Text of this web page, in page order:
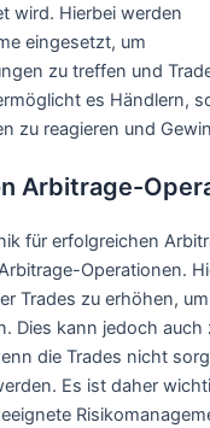
wird. Hierbei werden
eingesetzt, um
zu treffen und
es Händlern,
zu reagieren und
Arbitrage-
für erfolgreichen
Operationen.
Trades zu erhöhen,
Dies kann jedoch auch
die Trades nicht
Es ist daher